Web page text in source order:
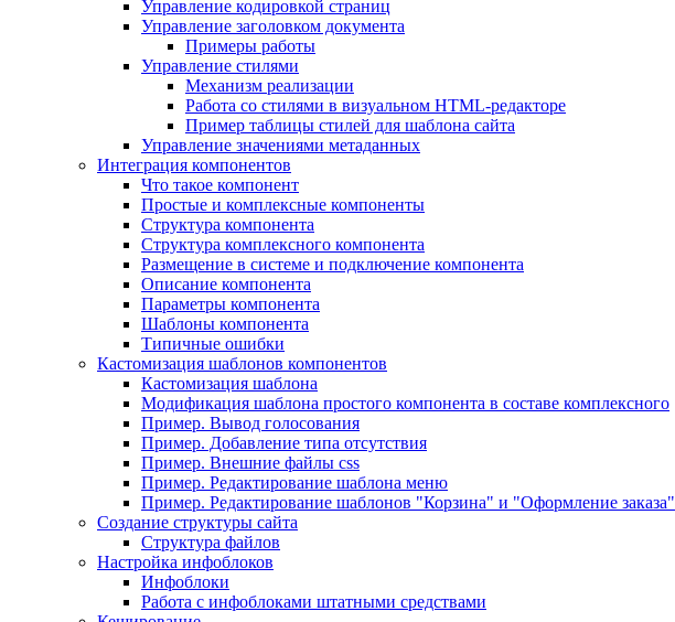
Управление кодировкой страниц
Управление заголовком документа
Примеры работы
Управление стилями
Механизм реализации
Работа со стилями в визуальном HTML-редакторе
Пример таблицы стилей для шаблона сайта
Управление значениями метаданных
Интеграция компонентов
Что такое компонент
Простые и комплексные компоненты
Структура компонента
Структура комплексного компонента
Размещение в системе и подключение компонента
Описание компонента
Параметры компонента
Шаблоны компонента
Типичные ошибки
Кастомизация шаблонов компонентов
Кастомизация шаблона
Модификация шаблона простого компонента в составе комплексного
Пример. Вывод голосования
Пример. Добавление типа отсутствия
Пример. Внешние файлы css
Пример. Редактирование шаблона меню
Пример. Редактирование шаблонов "Корзина" и "Оформление заказа"
Создание структуры сайта
Структура файлов
Настройка инфоблоков
Инфоблоки
Работа с инфоблоками штатными средствами